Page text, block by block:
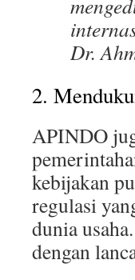
Dr.
2.
APINDO
kebijakan
regulasi
dunia
dengan